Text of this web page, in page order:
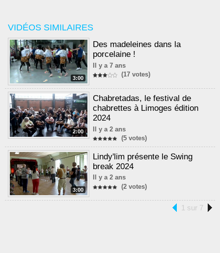
VIDÉOS SIMILAIRES
3:00
Des madeleines dans la
porcelaine !
Il y a 7 ans
(17 votes)
2:00
Chabretadas, le festival de
chabrettes à Limoges édition
2024
Il y a 2 ans
(5 votes)
3:00
Lindy'lim présente le Swing
break 2024
Il y a 2 ans
(2 votes)
1 sur 7